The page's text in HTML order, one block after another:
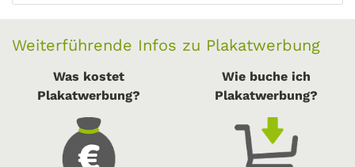
Weiterführende Infos zu Plakatwerbung
Was kostet
Plakatwerbung?
Wie buche ich
Plakatwerbung?